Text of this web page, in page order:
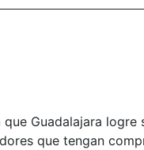
que Guadalajara
que tengan